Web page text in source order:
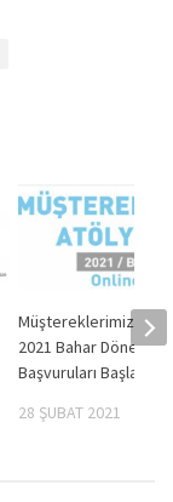
Müştereklerimiz
2021 Bahar Dönemi
Başvuruları Başladı
28 ŞUBAT 2021